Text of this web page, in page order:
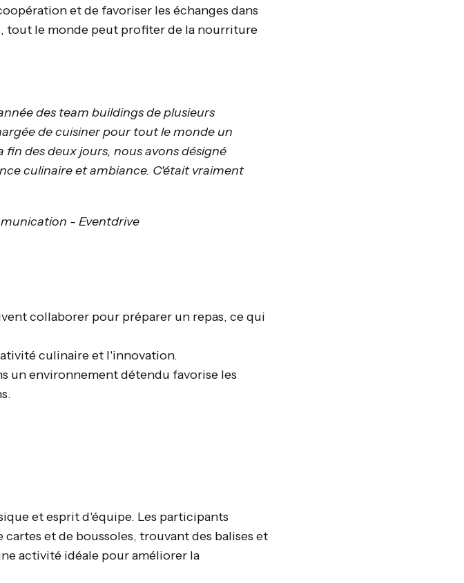
et de favoriser les échanges dans
tout le monde peut profiter de la nourriture
des team buildings de plusieurs
de cuisiner pour tout le monde un
fin des deux jours, nous avons désigné
culinaire et ambiance. C'était vraiment
- Eventdrive
collaborer pour préparer un repas, ce qui
culinaire et l'innovation.
un environnement détendu favorise les
et esprit d'équipe. Les participants
et de boussoles, trouvant des balises et
activité idéale pour améliorer la